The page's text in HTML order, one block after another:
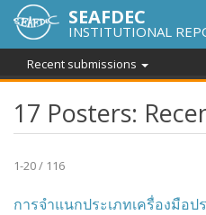
SEAFDEC
INSTITUTIONAL
Recent submissions
17 Posters:
1-20 / 116
การจำแนกประเภทเครื่องมือป